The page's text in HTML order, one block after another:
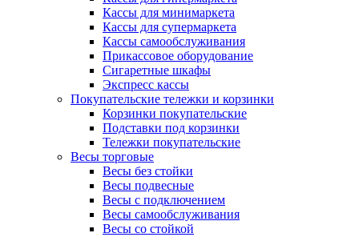
Кассы для минимаркета
Кассы для супермаркета
Кассы самообслуживания
Прикассовое оборудование
Сигаретные шкафы
Экспресс кассы
Покупательские тележки и корзинки
Корзинки покупательские
Подставки под корзинки
Тележки покупательские
Весы торговые
Весы без стойки
Весы подвесные
Весы с подключением
Весы самообслуживания
Весы со стойкой